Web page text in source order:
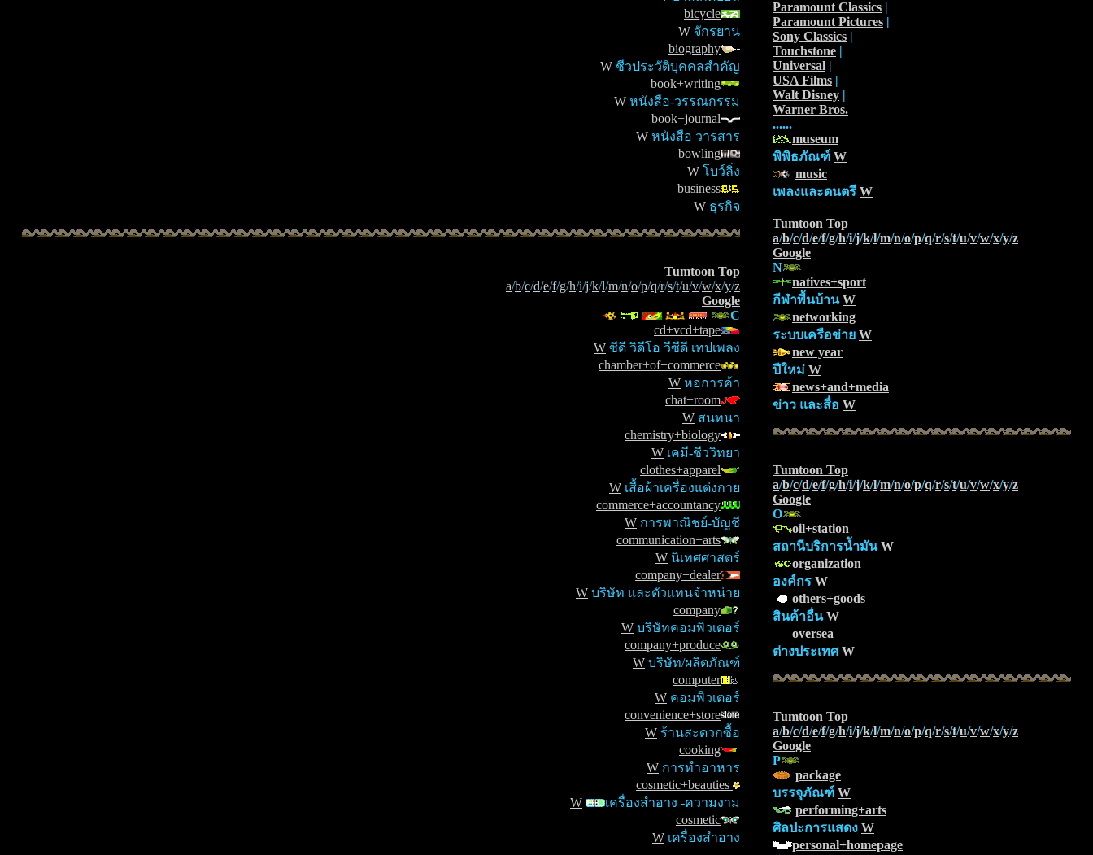
bicycle
W จักรยาน
biography
W ชีวประวัติบุคคลสำคัญ
book+writing
W หนังสือ-วรรณกรรม
book+journal
W หนังสือ วารสาร
bowling
W โบว์ลิ่ง
business
W ธุรกิจ
Tumtoon Top
a/b/c/d/e/f/g/h/i/j/k/l/m/n/o/p/q/r/s/t/u/v/w/x/y/z
Google
C
cd+vcd+tape
W ซีดี วิดีโอ วีซีดี เทปเพลง
chamber+of+commerce
W หอการค้า
chat+room
W สนทนา
chemistry+biology
W เคมี-ชีววิทยา
clothes+apparel
W เสื้อผ้าเครื่องแต่งกาย
commerce+accountancy
W การพาณิชย์-บัญชี
communication+arts
W นิเทศศาสตร์
company+dealer
W บริษัท และตัวแทนจำหน่าย
company
W บริษัทคอมพิวเตอร์
company+produce
W บริษัท/ผลิตภัณฑ์
computer
W คอมพิวเตอร์
convenience+store
W ร้านสะดวกซื้อ
cooking
W การทำอาหาร
cosmetic+beauties
W
เครื่องสำอาง -ความงาม
cosmetic
W เครื่องสำอาง
Paramount Classics |
Paramount Pictures |
Sony Classics |
Touchstone |
Universal |
USA Films |
Walt Disney |
Warner Bros.
......
museum
พิพิธภัณฑ์ W
music
เพลงและดนตรี W
Tumtoon Top
a/b/c/d/e/f/g/h/i/j/k/l/m/n/o/p/q/r/s/t/u/v/w/x/y/z
Google
N
natives+sport
กีฬาพื้นบ้านW
networking
ระบบเครือข่าย W
new year
ปีใหม่ W
news+and+media
ข่าว และสื่อ W
Tumtoon Top
a/b/c/d/e/f/g/h/i/j/k/l/m/n/o/p/q/r/s/t/u/v/w/x/y/z
Google
O
oil+station
สถานีบริการน้ำมันW
organization
องค์กร W
others+goods
สินค้าอื่นW
oversea
ต่างประเทศW
Tumtoon Top
a/b/c/d/e/f/g/h/i/j/k/l/m/n/o/p/q/r/s/t/u/v/w/x/y/z
Google
P
package
บรรจุภัณฑ์ W
performing+arts
ศิลปะการแสดง W
personal+homepage